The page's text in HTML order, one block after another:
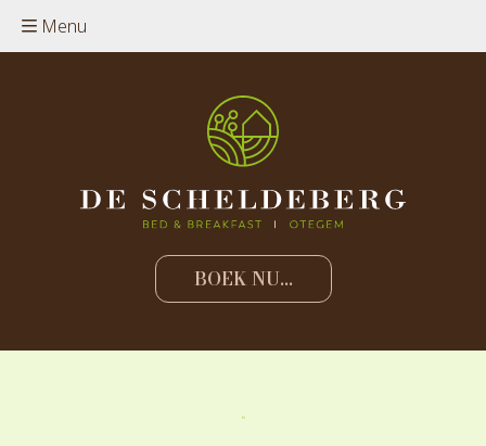
Menu
BOEK NU...